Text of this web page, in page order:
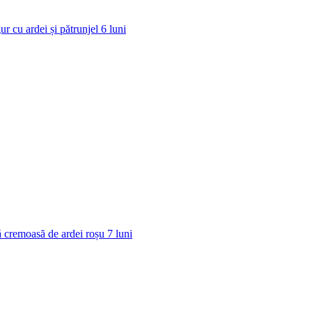
cu ardei și pătrunjel 6 luni
cremoasă de ardei roșu 7 luni